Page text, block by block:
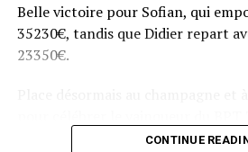
Belle victoire pour Sofian, qui
35230€, tandis que Didier repart
23350€.
CONTINUE